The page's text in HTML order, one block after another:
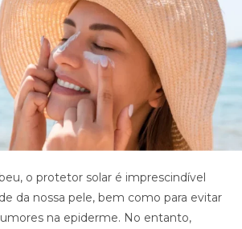
o protetor solar é imprescindível
da nossa pele, bem como para evitar
na epiderme. No entanto,